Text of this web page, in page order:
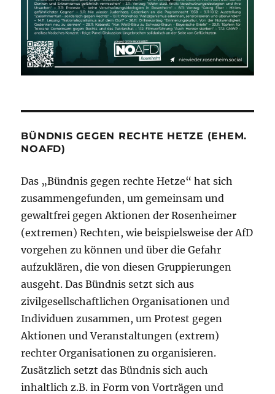
BÜNDNIS GEGEN RECHTE HETZE (EHEM.
NOAFD)
Das „Bündnis gegen rechte Hetze“ hat sich
zusammengefunden, um gemeinsam und
gewaltfrei gegen Aktionen der Rosenheimer
(extremen) Rechten, wie beispielsweise der AfD
vorgehen zu können und über die Gefahr
aufzuklären, die von diesen Gruppierungen
ausgeht. Das Bündnis setzt sich aus
zivilgesellschaftlichen Organisationen und
Individuen zusammen, um Protest gegen
Aktionen und Veranstaltungen (extrem)
rechter Organisationen zu organisieren.
Zusätzlich setzt das Bündnis sich auch
inhaltlich z.B. in Form von Vorträgen und